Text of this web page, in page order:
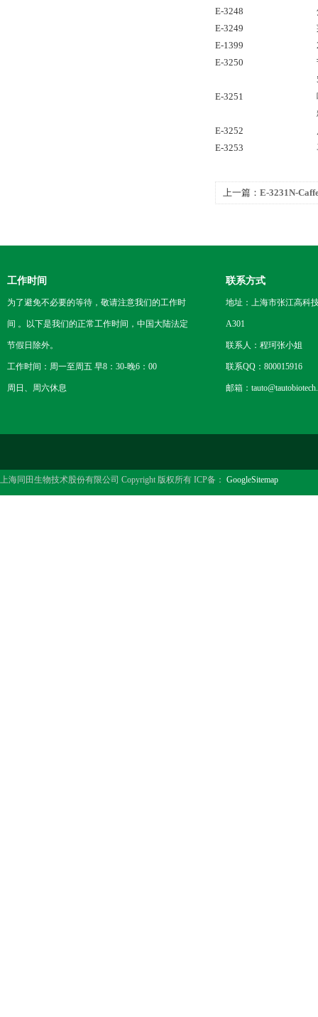
E-3248
E-3249
E-1399
E-3250
E-3251
E-3252
E-3253
上一篇： E-3231N-
工作时间
为了避免不必要的等待，敬请注意我们的工作时
间 。以下是我们的正常工作时间，中国大陆法定
节假日除外。
工作时间：周一至周五 早8：30-晚6：00
周日、周六休息
联系方式
地址：上海市张江高科
A301
联系人：程珂张小姐
联系QQ：800015916
邮箱：
上海同田生物技术股份有限公司 Copyright 版权所有 ICP备： GoogleSitemap